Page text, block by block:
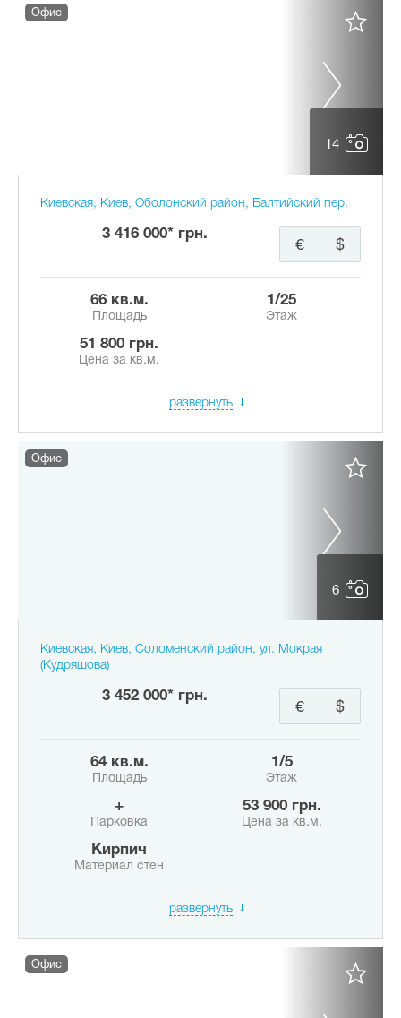
14
Офис
Киевская, Киев, Оболонский район, Балтийский пер.
3 416 000* грн.
$
€
66 кв.м.
Площадь
1/25
Этаж
51 800 грн.
Цена за кв.м.
развернуть
6
Офис
Киевская, Киев, Соломенский район, ул. Мокрая
(Кудряшова)
3 452 000* грн.
$
€
64 кв.м.
Площадь
1/5
Этаж
+
Парковка
53 900 грн.
Цена за кв.м.
Кирпич
Материал стен
развернуть
Офис